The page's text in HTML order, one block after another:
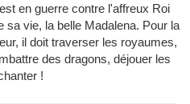
en guerre contre l'affreux Roi
sa vie, la belle Madalena. Pour la
il doit traverser les royaumes,
des dragons, déjouer les
!